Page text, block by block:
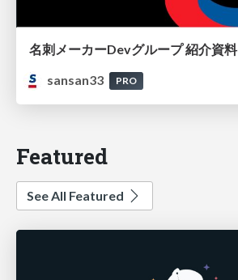
名刺メーカーDevグループ 紹介資料
sansan33
PRO
Featured
See All Featured